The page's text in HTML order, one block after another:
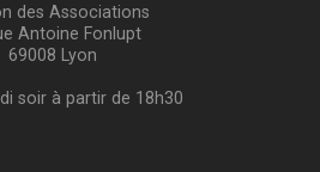
des Associations
Antoine Fonlupt
69008 Lyon
soir à partir de 18h30